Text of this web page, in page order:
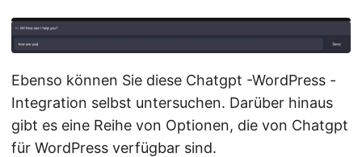
Ebenso können Sie diese Chatgpt -WordPress -
Integration selbst untersuchen. Darüber hinaus
gibt es eine Reihe von Optionen, die von Chatgpt
für WordPress verfügbar sind.